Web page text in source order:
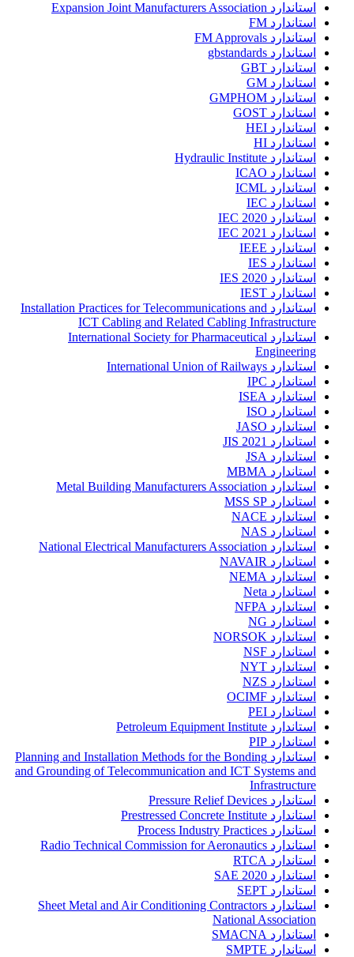
استاندارد Expansion Joint Manufacturers Association
استاندارد FM
استاندارد FM Approvals
استاندارد gbstandards
استاندارد GBT
استاندارد GM
استاندارد GMPHOM
استاندارد GOST
استاندارد HEI
استاندارد HI
استاندارد Hydraulic Institute
استاندارد ICAO
استاندارد ICML
استاندارد IEC
استاندارد IEC 2020
استاندارد IEC 2021
استاندارد IEEE
استاندارد IES
استاندارد IES 2020
استاندارد IEST
استاندارد Installation Practices for Telecommunications and
ICT Cabling and Related Cabling Infrastructure
استاندارد International Society for Pharmaceutical
Engineering
استاندارد International Union of Railways
استاندارد IPC
استاندارد ISEA
استاندارد ISO
استاندارد JASO
استاندارد JIS 2021
استاندارد JSA
استاندارد MBMA
استاندارد Metal Building Manufacturers Association
استاندارد MSS SP
استاندارد NACE
استاندارد NAS
استاندارد National Electrical Manufacturers Association
استاندارد NAVAIR
استاندارد NEMA
استاندارد Neta
استاندارد NFPA
استاندارد NG
استاندارد NORSOK
استاندارد NSF
استاندارد NYT
استاندارد NZS
استاندارد OCIMF
استاندارد PEI
استاندارد Petroleum Equipment Institute
استاندارد PIP
استاندارد Planning and Installation Methods for the Bonding
and Grounding of Telecommunication and ICT Systems and
Infrastructure
استاندارد Pressure Relief Devices
استاندارد Prestressed Concrete Institute
استاندارد Process Industry Practices
استاندارد Radio Technical Commission for Aeronautics
استاندارد RTCA
استاندارد SAE 2020
استاندارد SEPT
استاندارد Sheet Metal and Air Conditioning Contractors
National Association
استاندارد SMACNA
استاندارد SMPTE